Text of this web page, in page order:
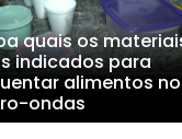
quais os
indicados para
alimentos no
ondas